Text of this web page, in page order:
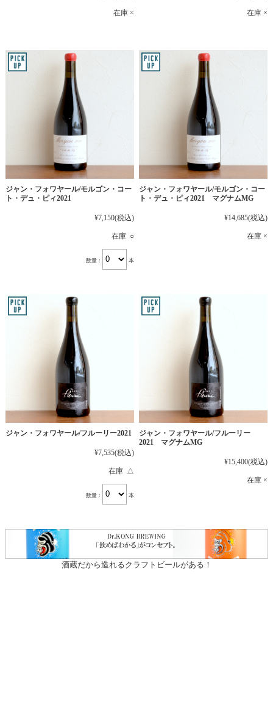
在庫 × 在庫 ×
ジャン・フォワヤール/モルゴン・コー
ト・デュ・ピィ2021
¥7,150(税込)
在庫 ○
数量： 本
ジャン・フォワヤール/モルゴン・コー
ト・デュ・ピィ2021 マグナムMG
¥14,685(税込)
在庫 ×
ジャン・フォワヤール/フルーリー2021
¥7,535(税込)
在庫 △
数量： 本
ジャン・フォワヤール/フルーリー
2021 マグナムMG
¥15,400(税込)
在庫 ×
酒蔵だから造れるクラフトビールがある！